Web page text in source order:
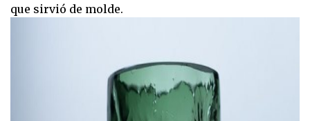
que sirvió de molde.